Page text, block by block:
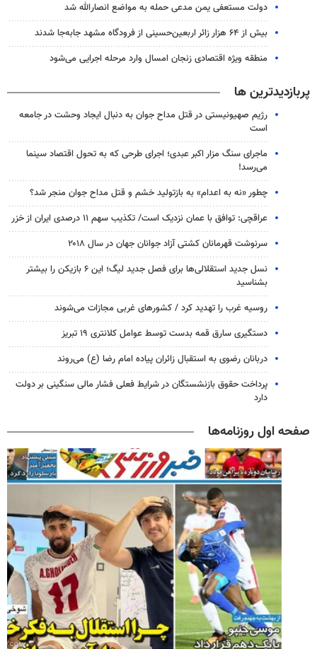
دولت مستعفی یمن مدعی حمله به مواضع انصارالله شد
بیش از ۶۴ هزار زائر اربعین‌حسینی از فرودگاه مشهد جابه‌جا شدند
منطقه ویژه اقتصادی زنجان امسال وارد مرحله اجرایی می‌شود
پربازدیدترین ها
رژیم صهیونیستی در قتل مداح جوان به دنبال ایجاد وحشت در جامعه
است
ماجرای سنگ مزار اکبر عبدی؛ اجرای طرحی که به تحول اقتصاد سینما
می‌رسد!
چطور «نه به اعدام» به بازتولید خشم و قتل مداح جوان منجر شد؟
عراقچی: توافق با عمان نزدیک است/ تکذیب سهم ۱۱ درصدی ایران از خزر
سرنوشت قهرمانان کشتی آزاد جوانان جهان در سال ۲۰۱۸
نسل جدید استقلالی‌ها برای فصل جدید لیگ؛ این ۶ بازیکن را بیشتر
بشناسید
روسیه غرب را تهدید کرد / کشورهای غربی مجازات می‌شوند
دستگیری سارق قمه بدست توسط عوامل کلانتری ۱۹ تبریز
دربانان رضوی به استقبال زائران پیاده امام رضا (ع) می‌روند
پرداخت حقوق بازنشستگان در شرایط فعلی فشار مالی سنگینی بر دولت
دارد
صفحه اول روزنامه‌ها